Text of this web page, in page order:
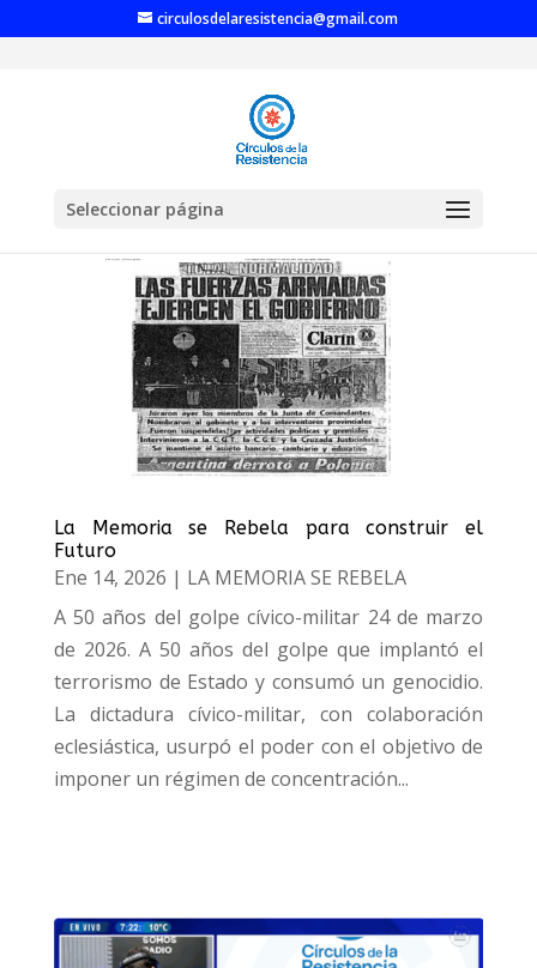
circulosdelaresistencia@gmail.com
Seleccionar página
La Memoria se Rebela para construir el
Futuro
Ene 14, 2026 | LA MEMORIA SE REBELA
A 50 años del golpe cívico-militar 24 de marzo
de 2026. A 50 años del golpe que implantó el
terrorismo de Estado y consumó un genocidio.
La dictadura cívico-militar, con colaboración
eclesiástica, usurpó el poder con el objetivo de
imponer un régimen de concentración...